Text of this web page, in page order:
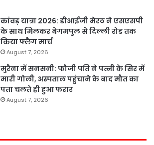
कांवड़ यात्रा 2026: डीआईजी मेरठ ने एसएसपी
के साथ मिलकर बेगमपुल से दिल्ली रोड तक
किया फ्लैग मार्च
August 7, 2026
मुरैना में सनसनी: फौजी पति ने पत्नी के सिर में
मारी गोली, अस्पताल पहुंचाने के बाद मौत का
पता चलते ही हुआ फरार
August 7, 2026